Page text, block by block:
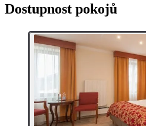
Dostupnost pokojů